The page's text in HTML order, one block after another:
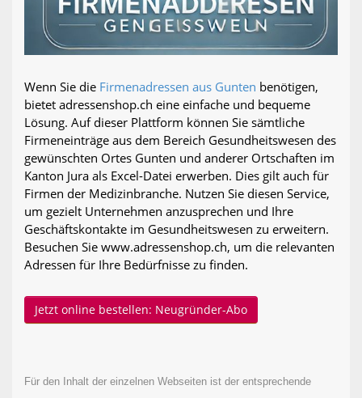
Wenn Sie die Firmenadressen aus Gunten benötigen,
bietet adressenshop.ch eine einfache und bequeme
Lösung. Auf dieser Plattform können Sie sämtliche
Firmeneinträge aus dem Bereich Gesundheitswesen des
gewünschten Ortes Gunten und anderer Ortschaften im
Kanton Jura als Excel-Datei erwerben. Dies gilt auch für
Firmen der Medizinbranche. Nutzen Sie diesen Service,
um gezielt Unternehmen anzusprechen und Ihre
Geschäftskontakte im Gesundheitswesen zu erweitern.
Besuchen Sie www.adressenshop.ch, um die relevanten
Adressen für Ihre Bedürfnisse zu finden.
Jetzt online bestellen: Neugründer-Abo
Für den Inhalt der einzelnen Webseiten ist der entsprechende